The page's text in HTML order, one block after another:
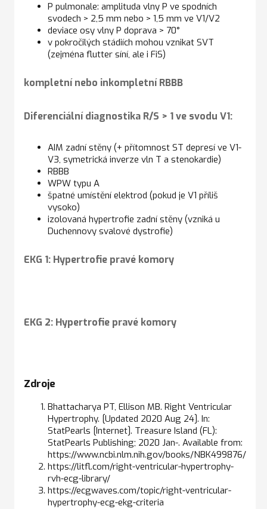
P pulmonale: amplituda vlny P ve spodních
svodech > 2,5 mm nebo > 1,5 mm ve V1/V2
deviace osy vlny P doprava > 70°
v pokročilých stádiích mohou vznikat SVT
(zejména flutter síní, ale i FiS)
kompletní nebo inkompletní RBBB
Diferenciální diagnostika R/S > 1 ve svodu V1:
AIM zadní stěny (+ přítomnost ST depresí ve V1-
V3, symetrická inverze vln T a stenokardie)
RBBB
WPW typu A
špatné umístění elektrod (pokud je V1 příliš
vysoko)
izolovaná hypertrofie zadní stěny (vzniká u
Duchennovy svalové dystrofie)
EKG 1: Hypertrofie pravé komory
EKG 2: Hypertrofie pravé komory
Zdroje
Bhattacharya PT, Ellison MB. Right Ventricular
Hypertrophy. [Updated 2020 Aug 24]. In:
StatPearls [Internet]. Treasure Island (FL):
StatPearls Publishing; 2020 Jan-. Available from:
https://www.ncbi.nlm.nih.gov/books/NBK499876/
https://litfl.com/right-ventricular-hypertrophy-
rvh-ecg-library/
https://ecgwaves.com/topic/right-ventricular-
hypertrophy-ecg-ekg-criteria